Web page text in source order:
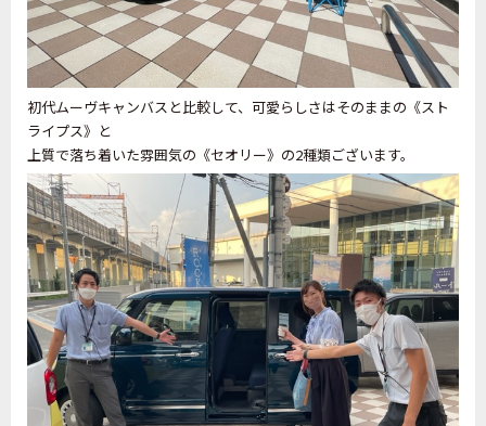
初代ムーヴキャンバスと比較して、可愛らしさはそのままの《スト
ライプス》と
上質で落ち着いた雰囲気の《セオリー》の2種類ございます。